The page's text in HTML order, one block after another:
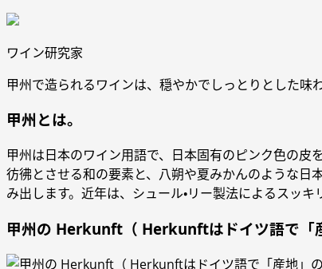
ワイン研究家
甲州で造られるワインは、穏やかでしっとりとした味
甲州とは。
甲州は日本のワイン用語で、日本固有のピンク色の
彷彿とさせる和の要素と、八朔や夏みかんのような日
み出します。近年は、シュール・リー製法によるスッキ
甲州の Herkunft（ Herkunftはドイツ語で「